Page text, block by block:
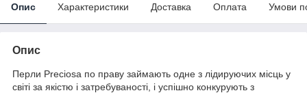
Опис Характеристики Доставка Оплата Умови
Опис
Перли Preciosa по праву займають одне з лідируючих місць у
світі за якістю і затребуваності, і успішно конкурують з